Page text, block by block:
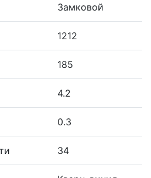
Замковой
1212
185
4.2
0.3
34